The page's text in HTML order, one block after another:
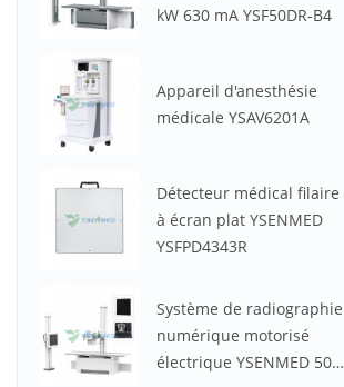
kW 630 mA YSF50DR-B4
Appareil d'anesthésie
médicale YSAV6201A
Détecteur médical filaire
à écran plat YSENMED
YSFPD4343R
Système de radiographie
numérique motorisé
électrique YSENMED 50